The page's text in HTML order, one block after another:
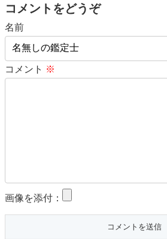
コメントをどうぞ
名前
コメント ※
画像を添付：